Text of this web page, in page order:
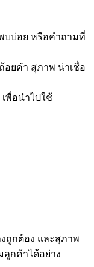
บบ่อย หรือคำถามที่
ยคำ สุภาพ น่าเชื่อ
พื่อนำไปใช้
ถูกต้อง และสุภาพ
กค้าได้อย่าง